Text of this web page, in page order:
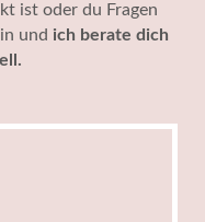
ist oder du Fragen
und ich berate dich